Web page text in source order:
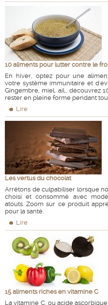
10 aliments pour lutter contre le
En hiver, optez pour une
votre système immunitaire et
Gingembre, miel, ail... découvrez
rester en pleine forme pendant
Lire
Les vertus du chocolat
Arrêtons de culpabiliser lorsque
choisi et consommé avec
atouts. Zoom sur ce produit
pour la santé.
Lire
15 aliments riches en vitamine C
La vitamine C, ou acide